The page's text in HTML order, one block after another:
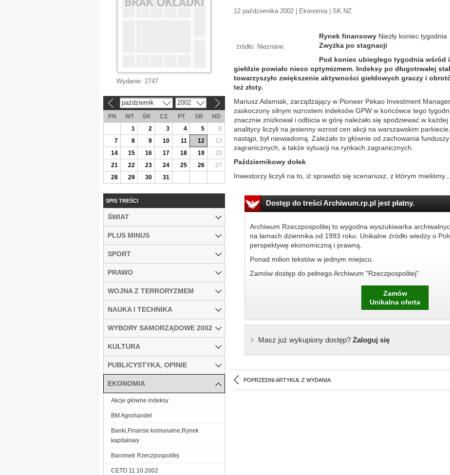
12 października 2002 | Ekonomia | SK NZ
źródło: Nieznane
Rynek finansowy Niezły koniec tygodnia
Zwyżka po stagnacji
Pod koniec ubiegłego tygodnia wśród
giełdzie powiało nieco optymizmem. Indeksy po długotrwałej
towarzyszyło zwiększenie aktywności giełdowych graczy i
też złoty.
Mariusz Adamiak, zarządzający w Pioneer Pekao Investment
zaskoczony silnym wzrostem indeksów GPW w końcówce tego
znacznie zniżkował i odbicia w górę należało się spodziewać w
analitycy liczyli na jesienny wzrost cen akcji na warszawskim
nastąpi, był niewiadomą. Zależało to głównie od zachowania
zagranicznych, a także sytuacji na rynkach zagranicznych.
Październikowy dołek
Inwestorzy liczyli na to, iż sprawdzi się scenariusz, z którym mieliśmy...
Dostęp do treści Archiwum.rp.pl jest płatny.
Archiwum Rzeczpospolitej to wygodna wyszukiwarka
na łamach dziennika od 1993 roku. Unikalne źródło wiedzy o
perspektywę ekonomiczną i prawną.
Ponad milion tekstów w jednym miejscu.
Zamów dostęp do pełnego Archiwum "Rzeczpospolitej"
Zamów
Unikalna oferta
Masz już wykupiony dostęp?Zaloguj się
POPRZEDNI ARTYKUŁ Z WYDANIA
Wydanie: 2747
październik 2002
PN WT ŚR CZ PT SB
ND
1
2 3 4 5
6
7
8 9 10 11 12
13
14
15 16 17 18 19
20
21
22 23 24 25 26
27
28
29 30 31
SPIS TREŚCI
ŚWIAT
PLUS MINUS
SPORT
PRAWO
WOJNA Z TERRORYZMEM
NAUKA I TECHNIKA
WYBORY SAMORZĄDOWE 2002
KULTURA
PUBLICYSTYKA, OPINIE
EKONOMIA
Akcje główne indeksy
BM Agrohandel
Banki,Finanse komunalne,Rynek
kapitałowy
Barometr Rzeczpospolitej
CETO 11.10.2002